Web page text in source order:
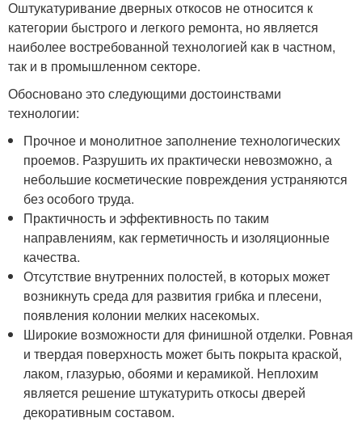
Оштукатуривание дверных откосов не относится к
категории быстрого и легкого ремонта, но является
наиболее востребованной технологией как в частном,
так и в промышленном секторе.
Обосновано это следующими достоинствами
технологии:
Прочное и монолитное заполнение технологических
проемов. Разрушить их практически невозможно, а
небольшие косметические повреждения устраняются
без особого труда.
Практичность и эффективность по таким
направлениям, как герметичность и изоляционные
качества.
Отсутствие внутренних полостей, в которых может
возникнуть среда для развития грибка и плесени,
появления колонии мелких насекомых.
Широкие возможности для финишной отделки. Ровная
и твердая поверхность может быть покрыта краской,
лаком, глазурью, обоями и керамикой. Неплохим
является решение штукатурить откосы дверей
декоративным составом.